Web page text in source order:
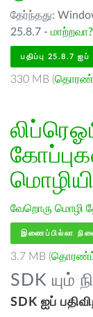
தேர்ந்தது:
25.8.7 - மாற்றவா?
பதிப்பு 25.8.7 ஐப்
330 MB (
வேறொரு மொழி
இணைப்பில்லா
3.7 MB (தொரண்ட்
SDK யும்
SDK ஐப்